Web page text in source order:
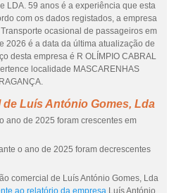
LDA. 59 anos é a experiência que esta
com os dados registados, a empresa
ocasional de passageiros em
2026 é a data da última atualização de
desta empresa é R OLÍMPIO CABRAL
localidade MASCARENHAS
Luís António Gomes, Lda
ano de 2025 foram crescentes em
o ano de 2025 foram decrescentes
comercial de Luís António Gomes, Lda
ao relatório da empresa Luís António